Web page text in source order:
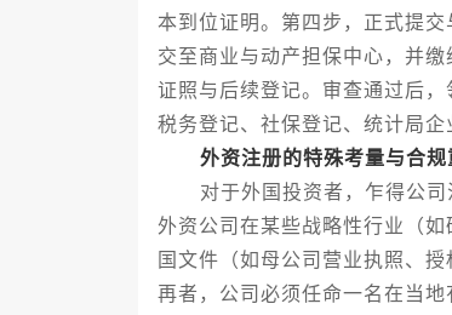
本到位证明。第四步，正式提
交至商业与动产担保中心，并
证照与后续登记。审查通过后
税务登记、社保登记、统计局企
外资注册的特殊考量与合规
对于外国投资者，乍得公司注
外资公司在某些战略性行业（
国文件（如母公司营业执照、
再者，公司必须任命一名在当